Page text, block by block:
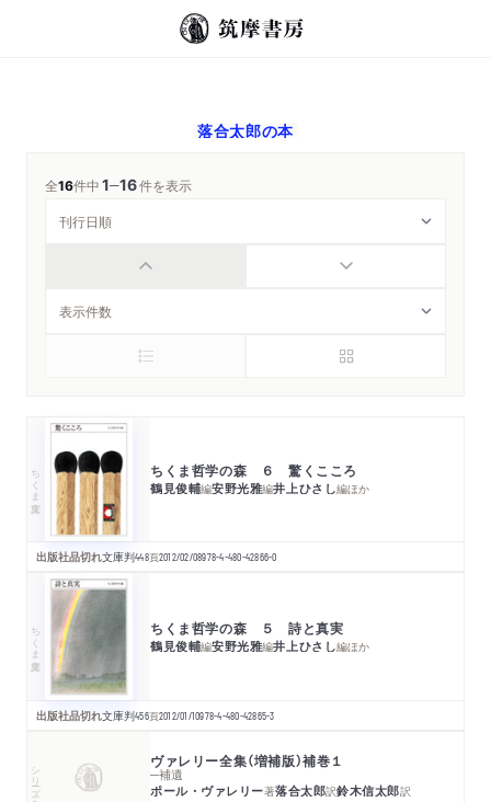
落合太郎の本
全16件中1─16件を表示
ちくま文庫 ちくま哲学の森 ６ 驚くこころ
鶴見俊輔編安野光雅編井上ひさし編ほか
出版社品切れ文庫判448頁2012/02/08978-4-480-42866-0
ちくま文庫 ちくま哲学の森 ５ 詩と真実
鶴見俊輔編安野光雅編井上ひさし編ほか
出版社品切れ文庫判456頁2012/01/10978-4-480-42865-3
シリーズ・全集 ヴァレリー全集（増補版）補巻１
─補遺
ポール・ヴァレリー著落合太郎訳鈴木信太郎訳